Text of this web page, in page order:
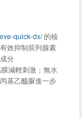
quick-dx/的核
效抑制前列腺素
分
減輕刺激；無水
基乙醯脲進一步